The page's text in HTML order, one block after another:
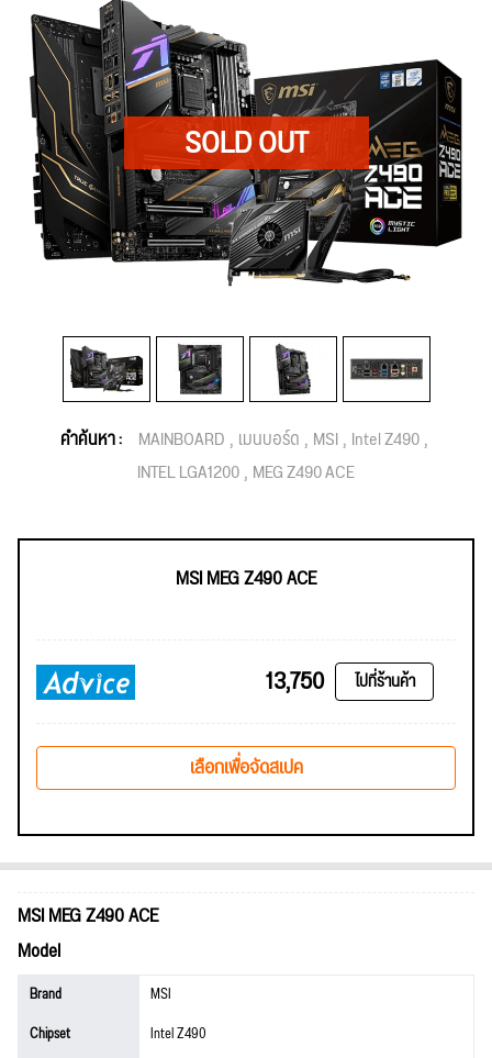
คำค้นหา : MAINBOARD เมนบอร์ด MSI Intel Z490
INTEL LGA1200 MEG Z490 ACE
MSI MEG Z490 ACE
13,750 ไปที่ร้านค้า
เลือกเพื่อจัดสเปค
MSI MEG Z490 ACE
Model
Brand
MSI
Chipset
Intel Z490